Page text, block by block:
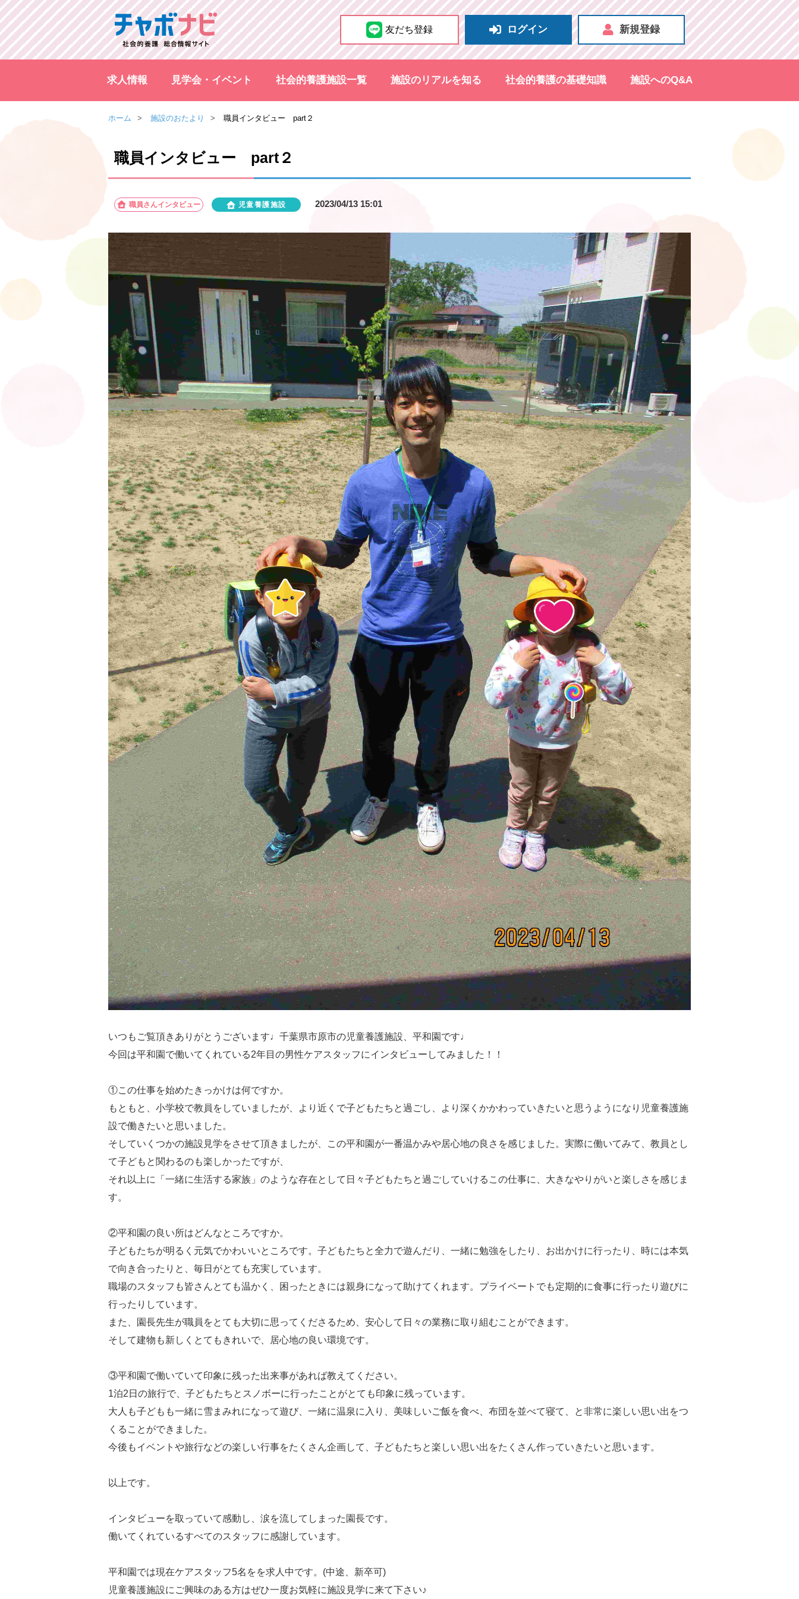
友だち登録 ログイン 新規登録
求人情報 見学会・イベント 社会的養護施設一覧 施設のリアルを知る 社会的養護の基礎知識 施設へのQ&A
ホーム 施設のおたより 職員インタビュー part２
職員インタビュー part２
職員さんインタビュー 児童養護施設 2023/04/13 15:01
いつもご覧頂きありがとうございます♩千葉県市原市の児童養護施設、平和園です♩
今回は平和園で働いてくれている2年目の男性ケアスタッフにインタビューしてみました！！
①この仕事を始めたきっかけは何ですか。
もともと、小学校で教員をしていましたが、より近くで子どもたちと過ごし、より深くかかわっていきたいと思うようになり児童養護施
設で働きたいと思いました。
そしていくつかの施設見学をさせて頂きましたが、この平和園が一番温かみや居心地の良さを感じました。実際に働いてみて、教員とし
て子どもと関わるのも楽しかったですが、
それ以上に「一緒に生活する家族」のような存在として日々子どもたちと過ごしていけるこの仕事に、大きなやりがいと楽しさを感じま
す。
②平和園の良い所はどんなところですか。
子どもたちが明るく元気でかわいいところです。子どもたちと全力で遊んだり、一緒に勉強をしたり、お出かけに行ったり、時には本気
で向き合ったりと、毎日がとても充実しています。
職場のスタッフも皆さんとても温かく、困ったときには親身になって助けてくれます。プライベートでも定期的に食事に行ったり遊びに
行ったりしています。
また、園長先生が職員をとても大切に思ってくださるため、安心して日々の業務に取り組むことができます。
そして建物も新しくとてもきれいで、居心地の良い環境です。
③平和園で働いていて印象に残った出来事があれば教えてください。
1泊2日の旅行で、子どもたちとスノボーに行ったことがとても印象に残っています。
大人も子どもも一緒に雪まみれになって遊び、一緒に温泉に入り、美味しいご飯を食べ、布団を並べて寝て、と非常に楽しい思い出をつ
くることができました。
今後もイベントや旅行などの楽しい行事をたくさん企画して、子どもたちと楽しい思い出をたくさん作っていきたいと思います。
以上です。
インタビューを取っていて感動し、涙を流してしまった園長です。
働いてくれているすべてのスタッフに感謝しています。
平和園では現在ケアスタッフ5名をを求人中です。(中途、新卒可)
児童養護施設にご興味のある方はぜひ一度お気軽に施設見学に来て下さい♪